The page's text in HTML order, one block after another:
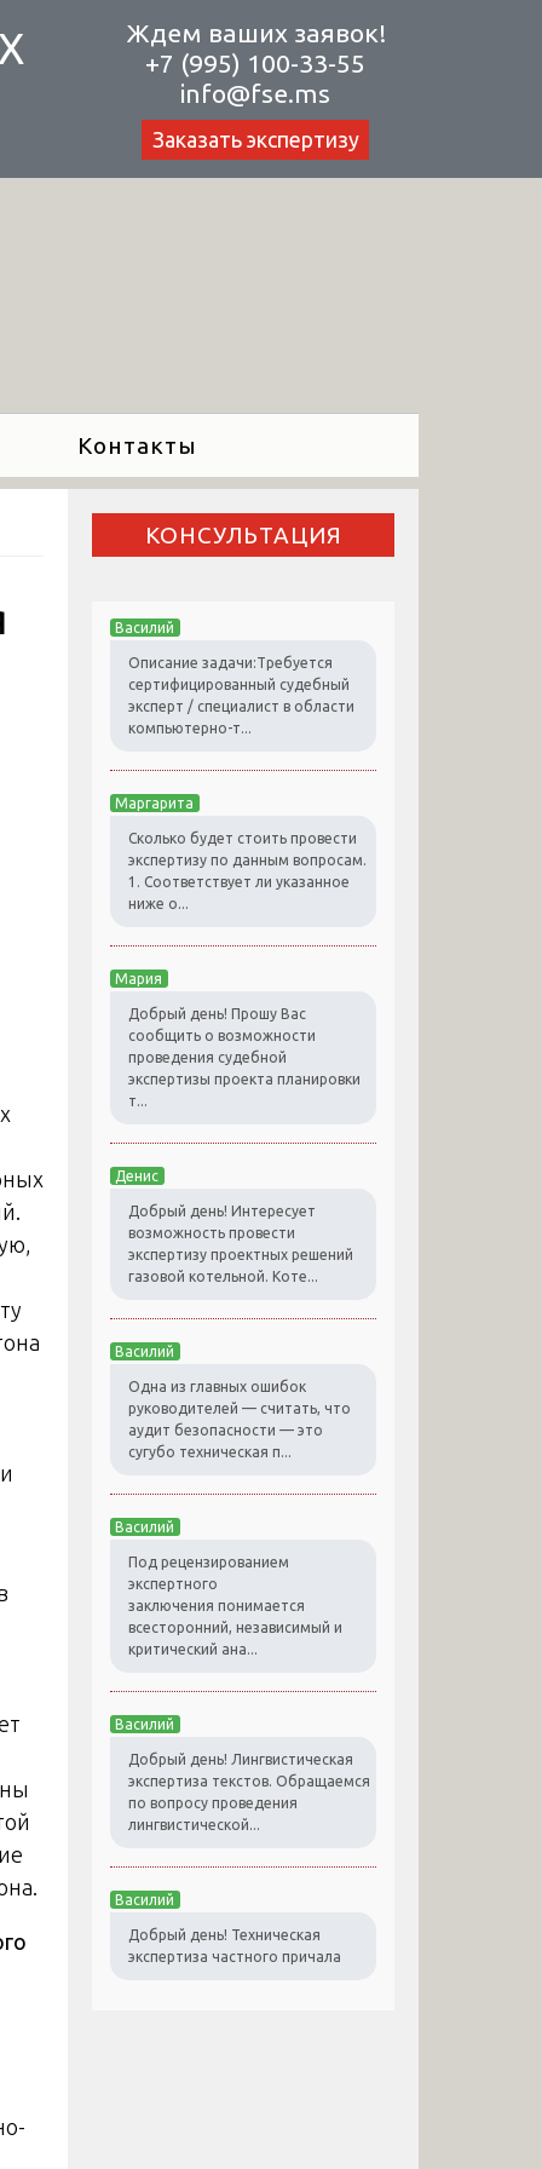
Ждем ваших заявок!
+7 (995) 100-33-55
info@fse.ms
Заказать экспертизу
Контакты
КОНСУЛЬТАЦИЯ
Василий
Описание задачи:Требуется
сертифицированный судебный
эксперт / специалист в области
компьютерно-т...
Маргарита
Сколько будет стоить провести
экспертизу по данным вопросам.
1. Соответствует ли указанное
ниже о...
Мария
Добрый день! Прошу Вас
сообщить о возможности
проведения судебной
экспертизы проекта планировки
т...
Денис
Добрый день! Интересует
возможность провести
экспертизу проектных решений
газовой котельной. Коте...
Василий
Одна из главных ошибок
руководителей — считать, что
аудит безопасности — это
сугубо техническая п...
Василий
Под рецензированием
экспертного
заключения понимается
всесторонний, независимый и
критический ана...
Василий
Добрый день! Лингвистическая
экспертиза текстов. Обращаемся
по вопросу проведения
лингвистической...
Василий
Добрый день! Техническая
экспертиза частного причала